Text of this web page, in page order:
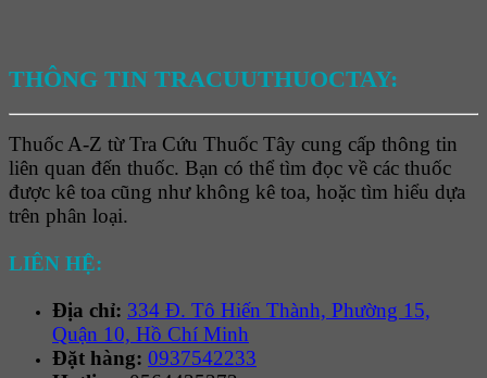
THÔNG TIN TRACUUTHUOCTAY:
Thuốc A-Z từ Tra Cứu Thuốc Tây cung cấp thông tin
liên quan đến thuốc. Bạn có thể tìm đọc về các thuốc
được kê toa cũng như không kê toa, hoặc tìm hiểu dựa
trên phân loại.
LIÊN HỆ:
Địa chỉ: 334 Đ. Tô Hiến Thành, Phường 15,
Quận 10, Hồ Chí Minh
Đặt hàng: 0937542233